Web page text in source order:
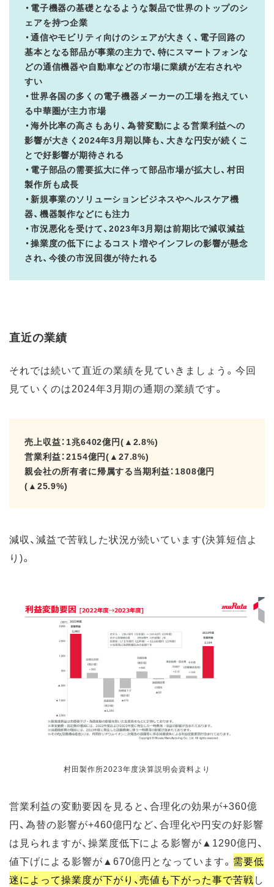
・電子機器の基礎となるような製品で世界のトップのシ
ェアを持つ企業
・通信やモビリティ向けのシェアが大きく、電子回路の
基本となる部品が事業の主力で、特にスマートフォンな
どの通信機器や自動車などの市場に業績が左右されや
すい
・世界各国の多くの電子機器メーカーの工場を抱えてい
る中華圏が主力市場
・海外比率の高さもあり、為替変動による営業利益への
影響が大きく2024年3月期以降も、大きな円安が続くこ
とで好影響が期待される
・電子部品の需要拡大に伴って部品市場が拡大し、村田
製作所も成長
・新規事業のソリューションビジネスやヘルスケア機
器、機器製作などにも注力
・市況悪化を受けて、2023年3月期は前期比で減収減益
・操業度の低下によるコスト増やインフレの影響が懸念
され、今後の市況回復が待たれる
直近の業績
それでは続いて直近の業績を見ていきましょう。今回
見ていくのは2024年3月期の通期の業績です。
売上収益：1兆6402億円(▲2.8%)
営業利益：2154億円(▲27.8%)
親会社の所有者に帰属する当期利益：1808億円
(▲25.9%)
減収、減益で苦戦した状況が続いています(決算短信よ
り)。
村田製作所2023年度決算説明会資料より
営業利益の変動要因を見ると、合理化の効果が+360億
円、為替の影響が+460億円など、合理化や円安の好影響
は見られますが、操業度低下による影響が▲1290億円、
値下げによる影響が▲670億円となっています。 需要低
迷によって操業度が下がり、売値も下がった事で苦戦し